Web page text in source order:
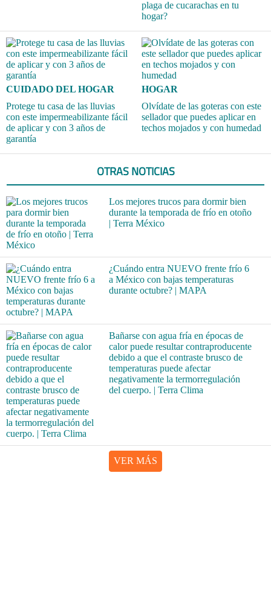
plaga de cucarachas en tu
hogar?
CUIDADO DEL HOGAR
Protege tu casa de las lluvias
con este impermeabilizante fácil
de aplicar y con 3 años de
garantía
HOGAR
Olvídate de las goteras con este
sellador que puedes aplicar en
techos mojados y con humedad
OTRAS NOTICIAS
Los mejores trucos para dormir bien
durante la temporada de frío en otoño
| Terra México
¿Cuándo entra NUEVO frente frío 6
a México con bajas temperaturas
durante octubre? | MAPA
Bañarse con agua fría en épocas de
calor puede resultar contraproducente
debido a que el contraste brusco de
temperaturas puede afectar
negativamente la termorregulación
del cuerpo. | Terra Clima
VER MÁS